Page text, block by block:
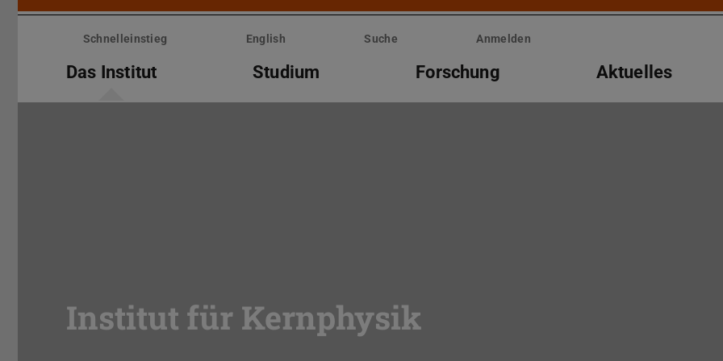
Menü
überspringenSchnelleinstieg English Suche Anmelden
Das Institut Studium Forschung Aktuelles
Institut für Kernphysik